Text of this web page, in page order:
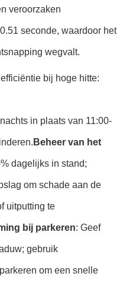
veroorzaken
seconde, waardoor het
wegvalt.
bij hoge hitte:
in plaats van 11:00-
Beheer van het
dagelijks in stand;
om schade aan de
uitputting te
bij parkeren: Geef
gebruik
om een snelle